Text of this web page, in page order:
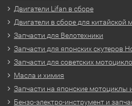
Двигатели Lifan в сборе
Двигатели в сборе для китайской
Запчасти для Велотехники
Запчасти для японских скутеров
Запчасти для советских
Масла и химия
Запчасти на японские мотоциклы
Бензо-электро-инструмент и